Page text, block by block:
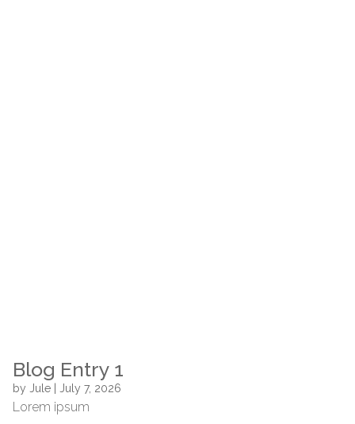
Blog Entry 1
by Jule July 7, 2026
Lorem ipsum